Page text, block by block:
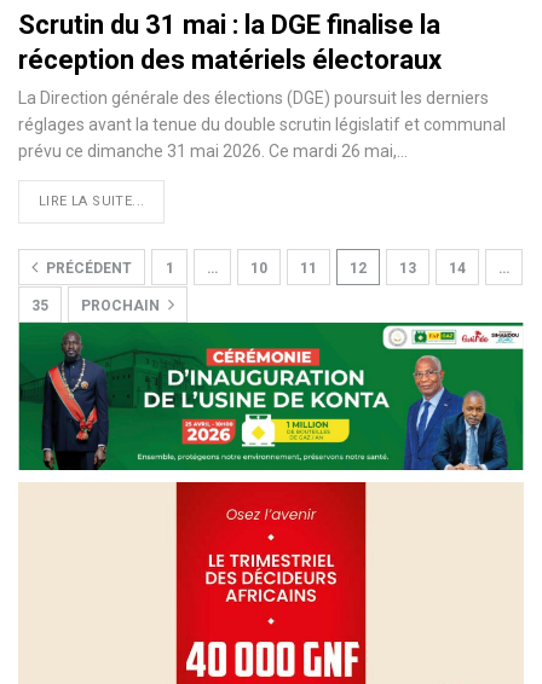
Scrutin du 31 mai : la DGE finalise la
réception des matériels électoraux
La Direction générale des élections (DGE) poursuit les derniers
réglages avant la tenue du double scrutin législatif et communal
prévu ce dimanche 31 mai 2026. Ce mardi 26 mai,…
LIRE LA SUITE...
PRÉCÉDENT 1 … 10 11 12 13 14 …
35 PROCHAIN